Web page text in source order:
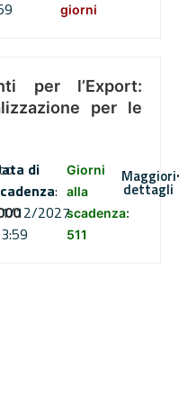
giorni
per l’Export:
per le
di
:
12/2027
Giorni
alla
scadenza:
511
Maggiori
dettagli